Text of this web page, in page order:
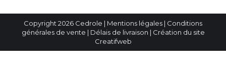
Copyright 2026 Cedrole | Mentions légales | Conditions
générales de vente | Délais de livraison | Création du site
Creatifweb